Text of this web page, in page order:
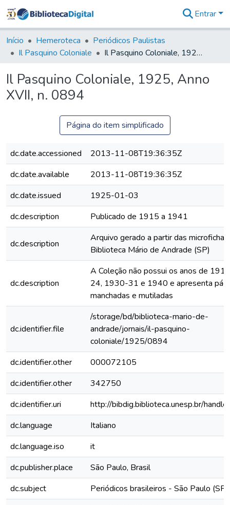
&
Coleções
Tudo na
Digital
Entrar
Início Hemeroteca
Periódicos Paulistas
Il Pasquino Coloniale
Il Pasquino Coloniale, 1925, Anno XVII, n. 0894
Il Pasquino Coloniale, 1925, Anno
XVII, n. 0894
Página do item simplificado
dc.date.accessioned
2013-11-08T19:36:35Z
dc.date.available
2013-11-08T19:36:35Z
dc.date.issued
1925-01-03
dc.description
Publicado de 1915 a 1941
dc.description
Arquivo gerado a partir das
Biblioteca Mário de Andrade (SP)
dc.description
A Coleção não possui os anos de
24, 1930-31 e 1940 e apresenta
manchadas e mutiladas
dc.identifier.file
/storage/bd/biblioteca-mario-de-
andrade/jornais/il-pasquino-
coloniale/1925/0894
dc.identifier.other
000072105
dc.identifier.other
342750
dc.identifier.uri
http://bibdig.biblioteca.unesp.br/
dc.language
Italiano
dc.language.iso
it
dc.publisher.place
São Paulo, Brasil
dc.subject
Periódicos brasileiros - São Paulo (SP)